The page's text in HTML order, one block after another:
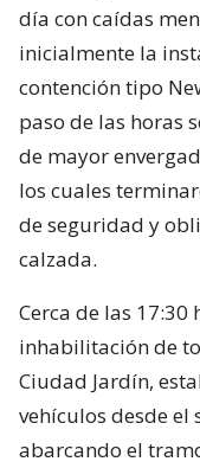
día con caídas
inicialmente la
contención tipo
paso de las horas
de mayor
los cuales
de seguridad y
calzada.
Cerca de las
inhabilitación de
Ciudad Jardín,
vehículos desde el
abarcando el